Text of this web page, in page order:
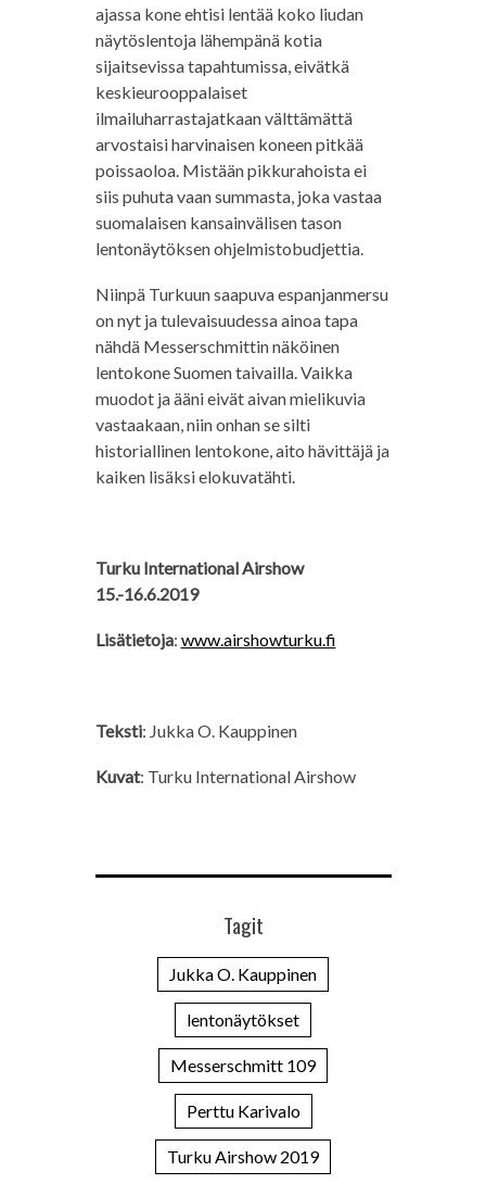
ajassa kone ehtisi lentää koko liudan
näytöslentoja lähempänä kotia
sijaitsevissa tapahtumissa, eivätkä
keskieurooppalaiset
ilmailuharrastajatkaan välttämättä
arvostaisi harvinaisen koneen pitkää
poissaoloa. Mistään pikkurahoista ei
siis puhuta vaan summasta, joka vastaa
suomalaisen kansainvälisen tason
lentonäytöksen ohjelmistobudjettia.
Niinpä Turkuun saapuva espanjanmersu
on nyt ja tulevaisuudessa ainoa tapa
nähdä Messerschmittin näköinen
lentokone Suomen taivailla. Vaikka
muodot ja ääni eivät aivan mielikuvia
vastaakaan, niin onhan se silti
historiallinen lentokone, aito hävittäjä ja
kaiken lisäksi elokuvatähti.
Turku International Airshow
15.-16.6.2019
Lisätietoja: www.airshowturku.fi
Teksti: Jukka O. Kauppinen
Kuvat: Turku International Airshow
Tagit
Jukka O. Kauppinen
lentonäytökset
Messerschmitt 109
Perttu Karivalo
Turku Airshow 2019